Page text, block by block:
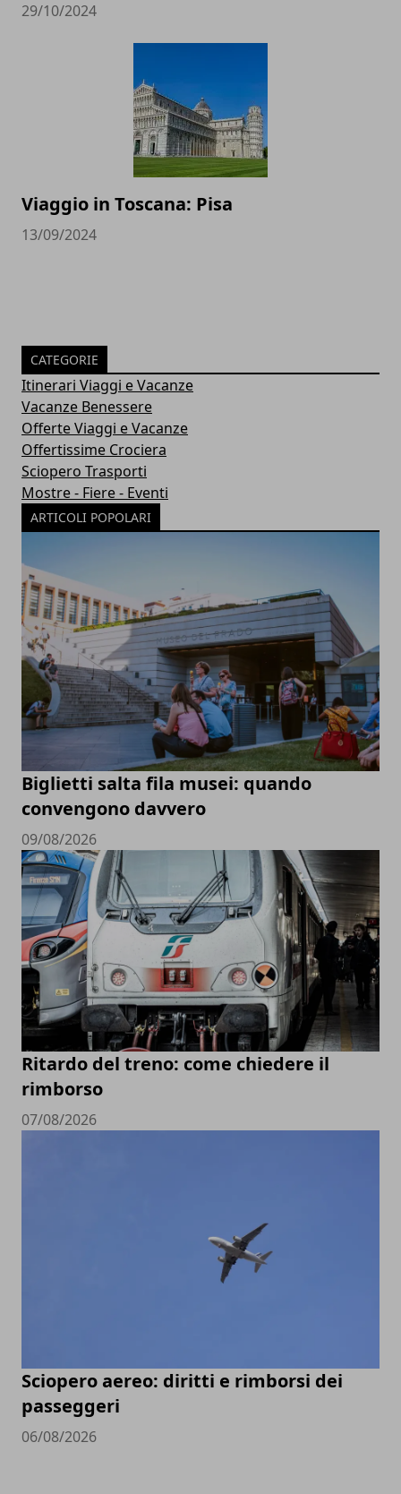
29/10/2024
Viaggio in Toscana: Pisa
13/09/2024
CATEGORIE
Itinerari Viaggi e Vacanze
Vacanze Benessere
Offerte Viaggi e Vacanze
Offertissime Crociera
Sciopero Trasporti
Mostre - Fiere - Eventi
ARTICOLI POPOLARI
Biglietti salta fila musei: quando
convengono davvero
09/08/2026
Ritardo del treno: come chiedere il
rimborso
07/08/2026
Sciopero aereo: diritti e rimborsi dei
passeggeri
06/08/2026